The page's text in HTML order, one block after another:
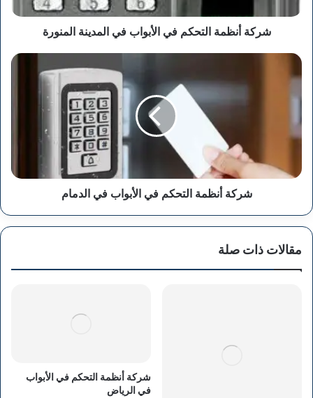
شركة أنظمة التحكم في الأبواب في المدينة المنورة
شركة
أنظمة
في
شركة أنظمة التحكم في الأبواب في الدمام
مقالات ذات صلة
شركة أنظمة التحكم في الأبواب
في الرياض